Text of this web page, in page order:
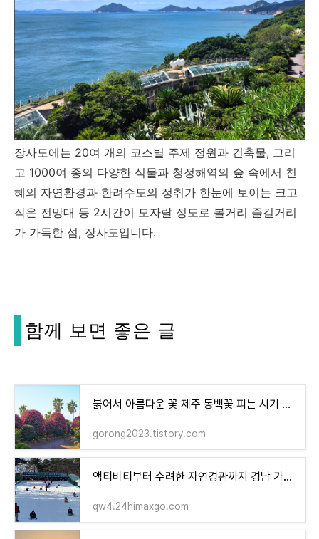
장사도에는 20여 개의 코스별 주제 정원과 건축물, 그리
고 1000여 종의 다양한 식물과 청정해역의 숲 속에서 천
혜의 자연환경과 한려수도의 정취가 한눈에 보이는 크고
작은 전망대 등 2시간이 모자랄 정도로 볼거리 즐길거리
가 가득한 섬, 장사도입니다.
함께 보면 좋은 글
붉어서 아름다운 꽃 제주 동백꽃 피는 시기 축제 명소 베스트6
gorong2023.tistory.com
액티비티부터 수려한 자연경관까지 경남 가볼만한곳 겨울 여행지 베스트14
qw4.24himaxgo.com